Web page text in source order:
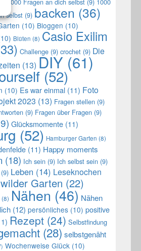
selbst (9) backen (36)
(10) Bloggen (10)
Blüten (8) Casio Exilim
Challenge (9) crochet (9) Die
(13) DIY(61)
(52)
(10) Es war einmal (11) Foto
2023 (13) Fragen stellen (9)
(9) Fragen über Fragen (9)
Glücksmomente (11)
(52) Hamburger Garten (8)
(11) Happy moments
(18) Ich sein (9) Ich selbst sein (9)
(9) Leben (14) Leseknochen
Garten (22)
(8) Nähen (46) Nähen
(12) persönliches (10) positive
Rezept (24) Selbstfindung
(28) selbstgenäht
Wochenweise Glück (10)